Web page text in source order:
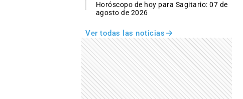
Horóscopo de hoy para Sagitario: 07 de
agosto de 2026
Ver todas las noticias